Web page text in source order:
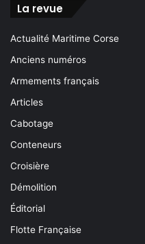
La revue
Actualité Maritime Corse
Anciens numéros
Armements français
Articles
Cabotage
Conteneurs
Croisière
Démolition
Éditorial
Flotte Française